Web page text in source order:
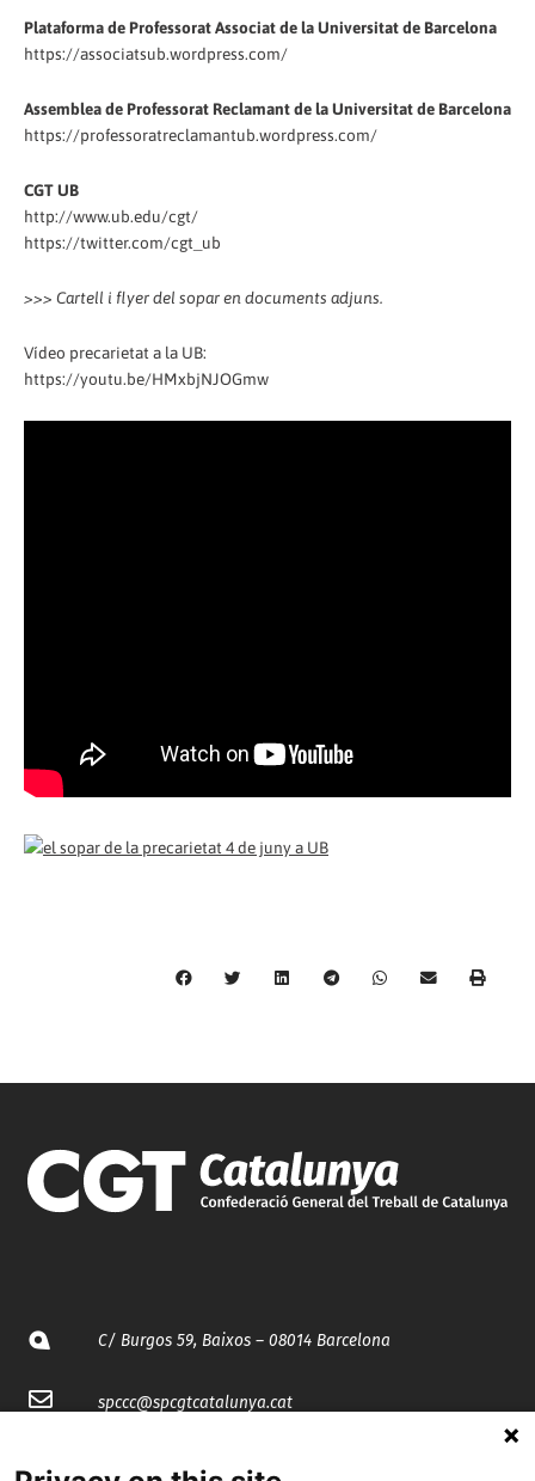
Plataforma de Professorat Associat de la Universitat de Barcelona
https://associatsub.wordpress.com/
Assemblea de Professorat Reclamant de la Universitat de Barcelona
https://professoratreclamantub.wordpress.com/
CGT UB
http://www.ub.edu/cgt/
https://twitter.com/cgt_ub
>>> Cartell i flyer del sopar en documents adjuns.
Vídeo precarietat a la UB:
https://youtu.be/HMxbjNJOGmw
C/ Burgos 59, Baixos – 08014 Barcelona
spccc@spcgtcatalunya.cat